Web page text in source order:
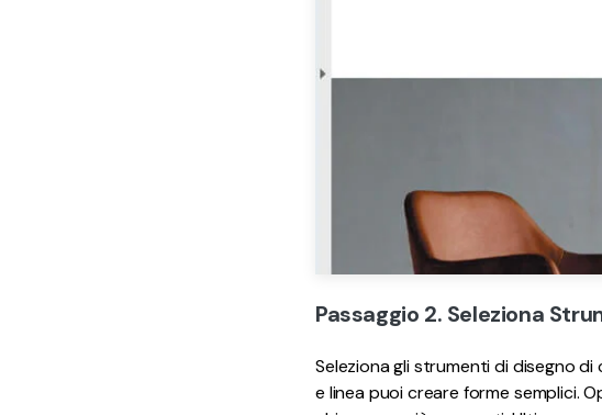
Passaggio 2. Seleziona
Seleziona gli strumenti di disegno
e linea puoi creare forme semplici.